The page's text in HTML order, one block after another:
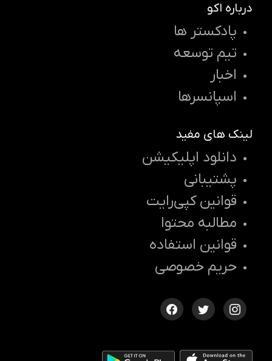
درباره اکو
پادکستر ها
تیم توسعه
اخبار
اسپانسرها
لینک های مفید
دانلود اپلیکیشن
پشتیبانی
قوانین کپی‌رایت
مطالبه محتوا
قوانین استفاده
حریم خصوصی